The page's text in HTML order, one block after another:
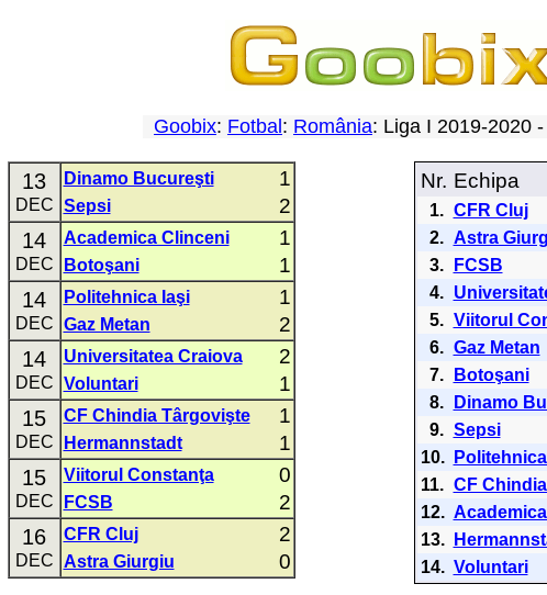
Goobix: Fotbal : România: Liga I 2019-2020
13
DEC
Dinamo Bucureşti 1
Sepsi 2
14
DEC
Academica Clinceni 1
Botoşani 1
14
DEC
Politehnica Iaşi 1
Gaz Metan 2
14
DEC
Universitatea Craiova 2
Voluntari 1
15
DEC
CF Chindia Târgovişte 1
Hermannstadt 1
15
DEC
Viitorul Constanţa 0
FCSB 2
16
DEC
CFR Cluj 2
Astra Giurgiu 0
Nr. Echipa
1. CFR Cluj
2. Astra
3.
FCSB
4.
5. Viitorul
6. Gaz Metan
7.
Botoşani
8.
Dinamo
9. Sepsi
10.
11. CF
12.
13.
14. Voluntari